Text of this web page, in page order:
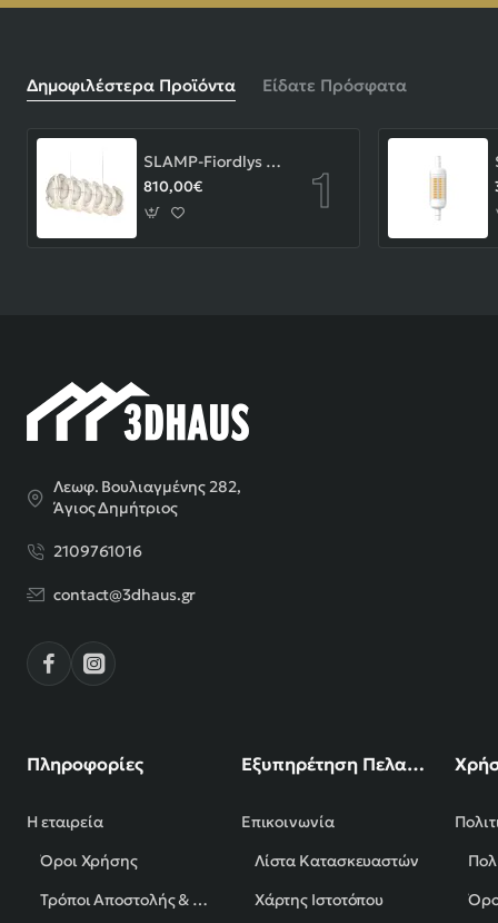
Δημοφιλέστερα Προϊόντα Είδατε Πρόσφατα
SLAMP-Fiordlys Linear Φωτιστικό Κρεμαστό 90x26x33cm White ΚΩΔ.-FRDSXXLWHT01T00LINEU
810,00€
Λεωφ. Βουλιαγμένης 282,
Άγιος Δημήτριος
2109761016
contact@3dhaus.gr
Πληροφορίες
Η εταιρεία
Όροι Χρήσης
Τρόποι Αποστολής & Πληρωμής
Εξυπηρέτηση Πελατών
Επικοινωνία
Λίστα Κατασκευαστών
Χάρτης Ιστοτόπου